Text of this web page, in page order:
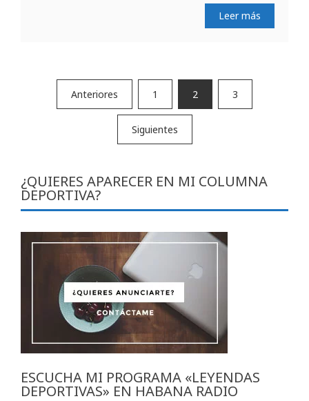
Leer más
Paginación
Anteriores 1 2 3
Siguientes
¿QUIERES APARECER EN MI COLUMNA
DEPORTIVA?
ESCUCHA MI PROGRAMA «LEYENDAS
DEPORTIVAS» EN HABANA RADIO